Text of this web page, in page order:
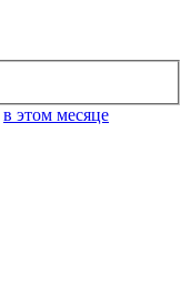
в этом месяце